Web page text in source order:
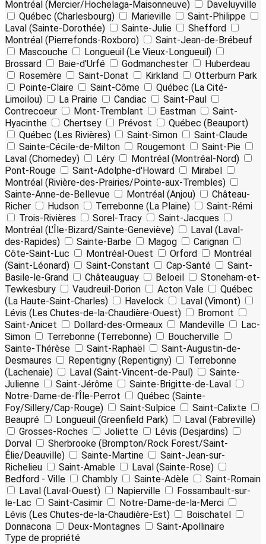
Montréal (Mercier/Hochelaga-Maisonneuve)
Daveluyville
Québec (Charlesbourg)
Marieville
Saint-Philippe
Laval (Sainte-Dorothée)
Sainte-Julie
Shefford
Montréal (Pierrefonds-Roxboro)
Saint-Jean-de-Brébeuf
Mascouche
Longueuil (Le Vieux-Longueuil)
Brossard
Baie-d'Urfé Godmanchester
Huberdeau
Rosemère
Saint-Donat Kirkland
Otterburn Park
Pointe-Claire
Saint-Côme
Québec (La Cité-
Limoilou)
La Prairie Candiac
Saint-Paul
Contrecoeur
Mont-Tremblant Eastman
Saint-
Hyacinthe
Chertsey Prévost
Québec (Beauport)
Québec (Les Rivières)
Saint-Simon
Saint-Claude
Sainte-Cécile-de-Milton
Rougemont
Saint-Pie
Laval (Chomedey)
Léry
Montréal (Montréal-Nord)
Pont-Rouge
Saint-Adolphe-d'Howard
Mirabel
Montréal (Rivière-des-Prairies/Pointe-aux-Trembles)
Sainte-Anne-de-Bellevue
Montréal (Anjou)
Château-
Richer
Hudson Terrebonne (La Plaine)
Saint-Rémi
Trois-Rivières
Sorel-Tracy
Saint-Jacques
Montréal (L'Île-Bizard/Sainte-Geneviève)
Laval (Laval-
des-Rapides)
Sainte-Barbe Magog
Carignan
Côte-Saint-Luc
Montréal-Ouest Orford
Montréal
(Saint-Léonard)
Saint-Constant Cap-Santé
Saint-
Basile-le-Grand
Châteauguay Beloeil
Stoneham-et-
Tewkesbury
Vaudreuil-Dorion Acton Vale
Québec
(La Haute-Saint-Charles)
Havelock
Laval (Vimont)
Lévis (Les Chutes-de-la-Chaudière-Ouest)
Bromont
Saint-Anicet
Dollard-des-Ormeaux Mandeville
Lac-
Simon
Terrebonne (Terrebonne)
Boucherville
Sainte-Thérèse
Saint-Raphaël
Saint-Augustin-de-
Desmaures
Repentigny (Repentigny)
Terrebonne
(Lachenaie)
Laval (Saint-Vincent-de-Paul)
Sainte-
Julienne
Saint-Jérôme
Sainte-Brigitte-de-Laval
Notre-Dame-de-l'Île-Perrot
Québec (Sainte-
Foy/Sillery/Cap-Rouge)
Saint-Sulpice
Saint-Calixte
Beaupré
Longueuil (Greenfield Park)
Laval (Fabreville)
Grosses-Roches
Joliette
Lévis (Desjardins)
Dorval
Sherbrooke (Brompton/Rock Forest/Saint-
Élie/Deauville)
Sainte-Martine
Saint-Jean-sur-
Richelieu
Saint-Amable
Laval (Sainte-Rose)
Bedford - Ville
Chambly Sainte-Adèle
Saint-Romain
Laval (Laval-Ouest)
Napierville
Fossambault-sur-
le-Lac
Saint-Casimir
Notre-Dame-de-la-Merci
Lévis (Les Chutes-de-la-Chaudière-Est)
Boischatel
Donnacona
Deux-Montagnes
Saint-Apollinaire
Type de propriété